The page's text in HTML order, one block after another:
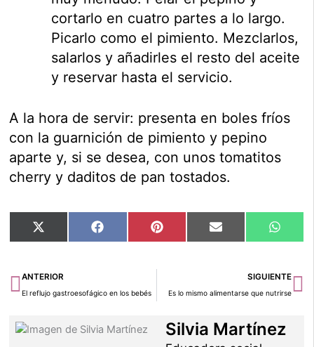
cortarlo en cuatro partes a lo largo.
Picarlo como el pimiento. Mezclarlos,
salarlos y añadirles el resto del aceite
y reservar hasta el servicio.
A la hora de servir: presenta en boles fríos
con la guarnición de pimiento y pepino
aparte y, si se desea, con unos tomatitos
cherry y daditos de pan tostados.
Compartir
en
X
(Twitter)
Compartir
en
Facebook Compartir
en
Pinterest Compartir
en
Email
en
Ant
ANTERIOR
El reflujo gastroesofágico en los bebés
SIGUIENTE
Es lo mismo alimentarse que nutrirse
Silvia Martínez